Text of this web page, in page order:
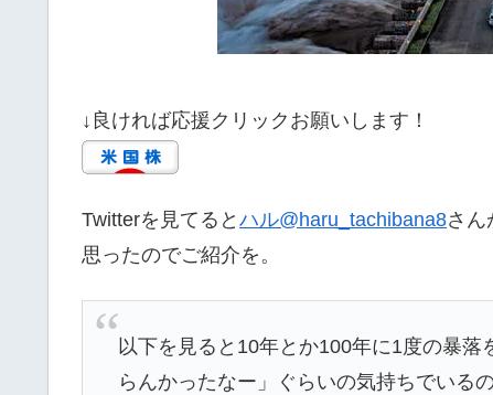
↓良ければ応援クリックお願いします！
Twitterを見てると ハル@haru_tachibana8さん
思ったのでご紹介を。
以下を見ると10年とか100年に1度の暴
らんかったなー」ぐらいの気持ちでいる